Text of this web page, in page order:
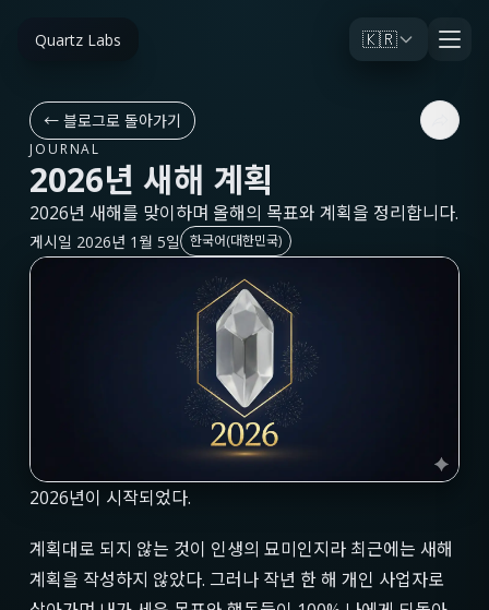
Quartz Labs 🇰🇷
← 블로그로 돌아가기
JOURNAL
2026년 새해 계획
2026년 새해를 맞이하며 올해의 목표와 계획을 정리합니다.
게시일 2026년 1월 5일 한국어(대한민국)
2026년이 시작되었다.
계획대로 되지 않는 것이 인생의 묘미인지라 최근에는 새해
계획을 작성하지 않았다. 그러나 작년 한 해 개인 사업자로